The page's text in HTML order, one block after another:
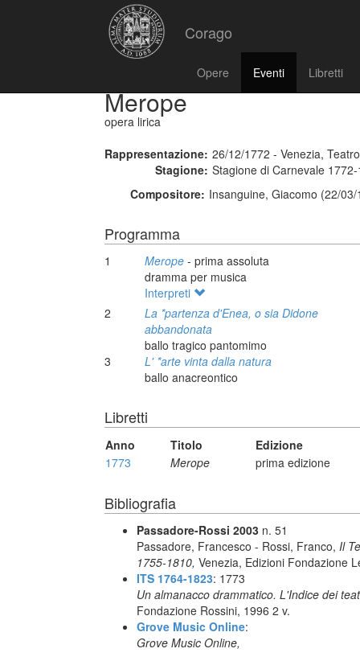
Corago
Opere Eventi Libretti
Merope
opera lirica
Rappresentazione: 26/12/1772 - Venezia,
Stagione: Stagione di Carnevale
Compositore: Insanguine, Giacomo (22/
Programma
1 Merope - prima assoluta
dramma per musica
Interpreti
2
La *partenza d'Enea, o sia Didone
abbandonata
ballo tragico pantomimo
3
L' *arte vinta dalla natura
ballo anacreontico
Libretti
Anno Titolo
Edizione
1773
Merope prima edizione
Bibliografia
Passadore-Rossi 2003 n. 51
Passadore, Francesco - Rossi, Franco, Il
1755-1810, Venezia, Edizioni Fondazione
ITS 1764-1823: 1773
Un almanacco drammatico. L'Indice dei
Fondazione Rossini, 1996 2 v.
Grove Music Online:
Grove Music Online,